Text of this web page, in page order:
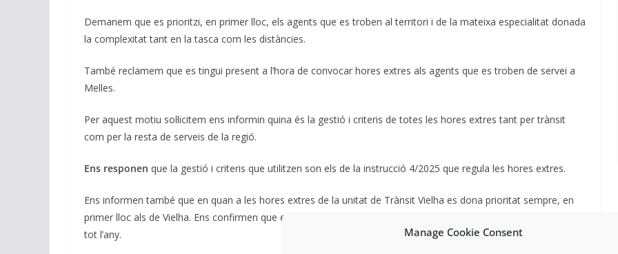
Manage Cookie Consent
Demanem que es prioritzi, en primer lloc, els agents que es troben al territori i de la mateixa especialitat donada
la complexitat tant en la tasca com les distàncies.
També reclamem que es tingui present a l’hora de convocar hores extres als agents que es troben de servei a
Melles.
Per aquest motiu sol·licitem ens informin quina és la gestió i criteris de totes les hores extres tant per trànsit
com per la resta de serveis de la regió.
Ens responen que la gestió i criteris que utilitzen son els de la instrucció 4/2025 que regula les hores extres.
Ens informen també que en quan a les hores extres de la unitat de Trànsit Vielha es dona prioritat sempre, en
primer lloc als de Vielha. Ens confirmen que els agents que més hores extres realitzen son els de Vielha durant
tot l’any.